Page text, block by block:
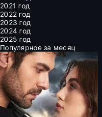
2021 год
2022 год
2023 год
2024 год
2025 год
Популярное за месяц